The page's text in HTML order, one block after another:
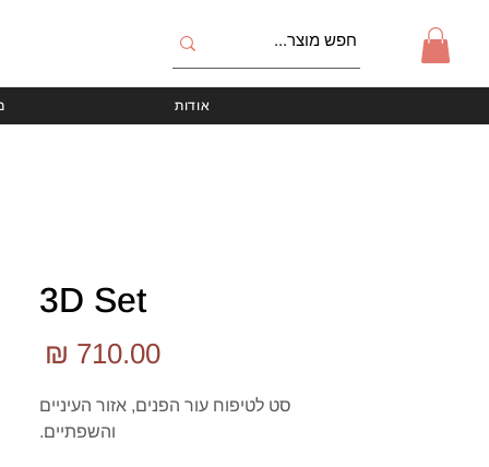
אודות
3D Set
סט לטיפוח עור הפנים, אזור העיניים
והשפתיים.